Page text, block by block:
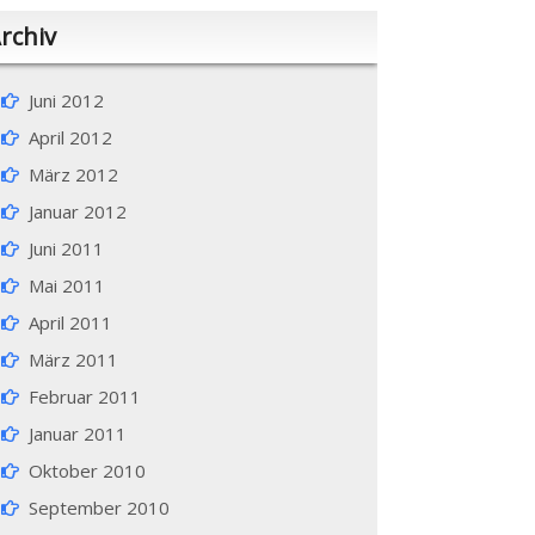
Juni 2012
April 2012
März 2012
Januar 2012
Juni 2011
Mai 2011
April 2011
März 2011
Februar 2011
Januar 2011
Oktober 2010
September 2010